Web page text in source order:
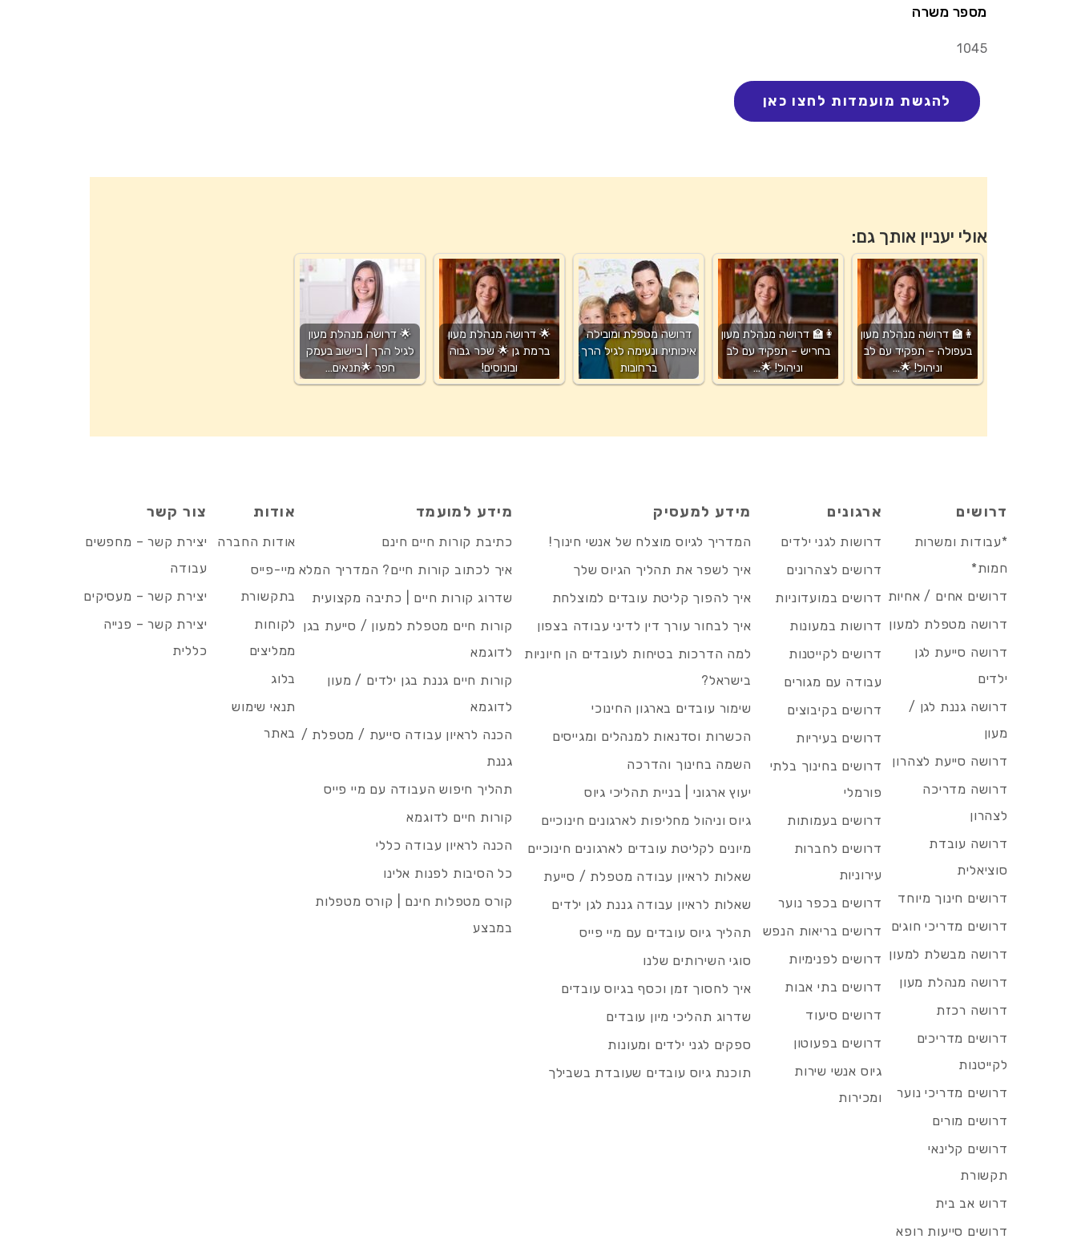
מספר משרה
1045
אולי יעניין אותך גם:
🌟 דרושה מנהלת מעון
לגיל הרך | ביישוב בעמק
חפר 🌟תנאים…
🌟 דרושה מנהלת מעון
ברמת גן 🌟 שכר גבוה
ובונוסים!
דרושה מטפלת ומובילה
איכותית ונעימה לגיל הרך
ברחובות
👩‍🏫 דרושה מנהלת מעון
בחריש – תפקיד עם לב
וניהול! 🌟…
👩‍🏫 דרושה מנהלת מעון
בעפולה – תפקיד עם לב
וניהול! 🌟…
דרושים
*עבודות ומשרות
חמות*
דרושים אחים / אחיות
דרושה מטפלת למעון
דרושה סייעת לגן
ילדים
דרושה גננת לגן /
מעון
דרושה סייעת לצהרון
דרושה מדריכה
לצהרון
דרושה עובדת
סוציאלית
דרושים חינוך מיוחד
דרושים מדריכי חוגים
דרושה מבשלת למעון
דרושה מנהלת מעון
דרושה רכזת
דרושים מדריכים
לקייטנות
דרושים מדריכי נוער
דרושים מורים
דרושים קלינאי
תקשורת
דרוש אב בית
דרושים סייעות רופא
ארגונים
דרושות לגני ילדים
דרושים לצהרונים
דרושים במועדוניות
דרושות במעונות
דרושים לקייטנות
עבודה עם מגורים
דרושים בקיבוצים
דרושים בעיריות
דרושים בחינוך בלתי
פורמלי
דרושים בעמותות
דרושים לחברות
עירוניות
דרושים בכפר נוער
דרושים בריאות הנפש
דרושים לפנימיות
דרושים בתי אבות
דרושים סיעוד
דרושים בפעוטון
גיוס אנשי שירות
ומכירות
מידע למעסיק
המדריך לגיוס מוצלח של אנשי חינוך!
איך לשפר את תהליך הגיוס שלך
איך להפוך קליטת עובדים למוצלחת
איך לבחור עורך דין לדיני עבודה בצפון
למה הדרכות בטיחות לעובדים הן חיוניות
בישראל?
שימור עובדים בארגון החינוכי
הכשרות וסדנאות למנהלים ומגייסים
השמה בחינוך והדרכה
יעוץ ארגוני | בניית תהליכי גיוס
גיוס וניהול מחליפות לארגונים חינוכיים
מיונים לקליטת עובדים לארגונים חינוכיים
שאלות לראיון עבודה מטפלת / סייעת
שאלות לראיון עבודה גננת לגן ילדים
תהליך גיוס עובדים עם מיי פייס
סוגי השירותים שלנו
איך לחסוך זמן וכסף בגיוס עובדים
שדרוג תהליכי מיון עובדים
ספקים לגני ילדים ומעונות
תוכנת גיוס עובדים שעובדת בשבילך
מידע למועמד
כתיבת קורות חיים חינם
איך לכתוב קורות חיים? המדריך המלא
שדרוג קורות חיים | כתיבה מקצועית
קורות חיים מטפלת למעון / סייעת בגן
לדוגמא
קורות חיים גננת בגן ילדים / מעון
לדוגמא
הכנה לראיון עבודה סייעת / מטפלת /
גננת
תהליך חיפוש העבודה עם מיי פייס
קורות חיים לדוגמא
הכנה לראיון עבודה כללי
כל הסיבות לפנות אלינו
קורס מטפלות חינם | קורס מטפלות
במבצע
אודות
אודות החברה
מיי-פייס
בתקשורת
לקוחות
ממליצים
בלוג
תנאי שימוש
באתר
צור קשר
יצירת קשר – מחפשים
עבודה
יצירת קשר – מעסיקים
יצירת קשר – פנייה
כללית